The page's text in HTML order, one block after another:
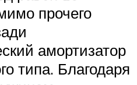
прочего
амортизатор
типа. Благодаря